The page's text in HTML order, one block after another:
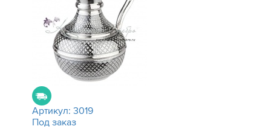
Артикул: 3019
Под заказ